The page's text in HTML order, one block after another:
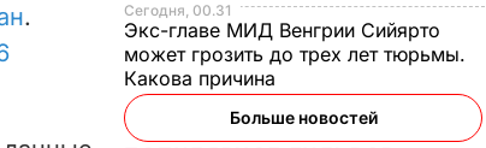
.
Сегодня, 00.31
Экс-главе МИД Венгрии Сийярто
может грозить до трех лет тюрьмы.
Какова причина
Больше новостей